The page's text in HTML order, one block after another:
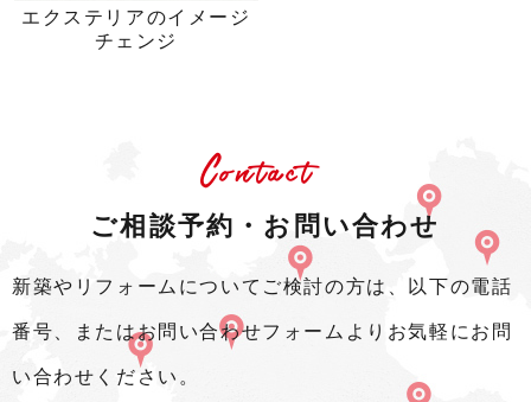
エクステリアのイメージ
チェンジ
Contact
ご相談予約・お問い合わせ
新築やリフォームについてご検討の方は、以下の電話
番号、またはお問い合わせフォームよりお気軽にお問
い合わせください。